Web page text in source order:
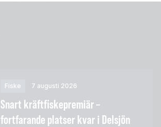
Fiske 7 augusti 2026
Snart kräftfiskepremiär –
fortfarande platser kvar i Delsjön